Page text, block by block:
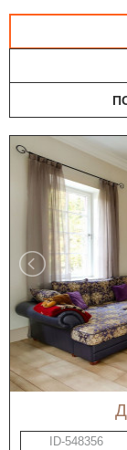
ID-548356